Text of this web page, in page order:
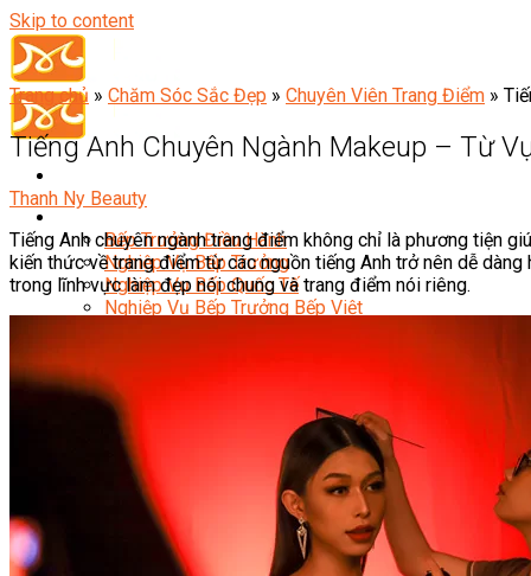
Skip to content
Bếp Trưởng Điều Hành
Nghiệp Vụ Bếp Trưởng
Nghiệp Vụ Bếp Quốc Tế
Nghiệp Vụ Bếp Trưởng Bếp Việt
Nghiệp Vụ Bếp Trưởng Bếp Nhật
Nghiệp Vụ Bếp Trưởng Bếp Hoa
Nghiệp Vụ Bếp Hàn
Nghiệp Vụ Bếp Thái
Nghiệp Vụ Bếp Chay
Nghiệp Vụ Quản Lý Bếp
Nghiệp Vụ Cấp Dưỡng
Nghiệp Vụ Bếp Phụ
Điểm Tâm Hồng Kông
Trang chủ » Chăm Sóc Sắc Đẹp » Chuyên Viên Trang Điểm »
Tiếng Anh Chuyên Ngành Makeup – Từ
Thanh Ny Beauty
Tiếng Anh chuyên ngành trang điểm không chỉ là phương tiện
kiến thức về trang điểm từ các nguồn tiếng Anh trở nên dễ
trong lĩnh vực làm đẹp nói chung và trang điểm nói riêng.